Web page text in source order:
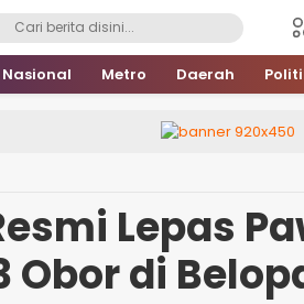
Nasional Metro Daerah
Lepas
Obor di